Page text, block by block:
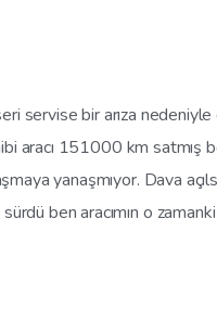
servise bir arıza
aracı 151000 km satmış
yanaşmıyor. Dava
ben aracımın o zamanki